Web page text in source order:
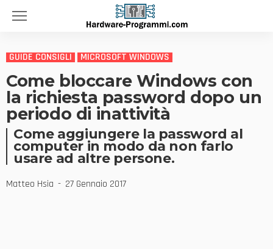
GUIDE CONSIGLI MICROSOFT WINDOWS
Come bloccare Windows con
la richiesta password dopo un
periodo di inattività
Come aggiungere la password al
computer in modo da non farlo
usare ad altre persone.
Matteo Hsia 27 Gennaio 2017